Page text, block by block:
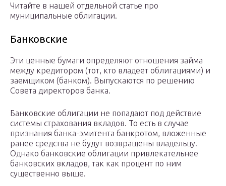
Читайте в нашей отдельной статье про
муниципальные облигации.
Банковские
Эти ценные бумаги определяют отношения займа
между кредитором (тот, кто владеет облигациями) и
заемщиком (банком). Выпускаются по решению
Совета директоров банка.
Банковские облигации не попадают под действие
системы страхования вкладов. То есть в случае
признания банка-эмитента банкротом, вложенные
ранее средства не будут возвращены владельцу.
Однако банковские облигации привлекательнее
банковских вкладов, так как процент по ним
существенно выше.